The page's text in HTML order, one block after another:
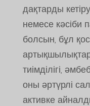
дақтарды
немесе кәсіби
болсын, бұл
тиімділігі,
оны әртүрлі
активке